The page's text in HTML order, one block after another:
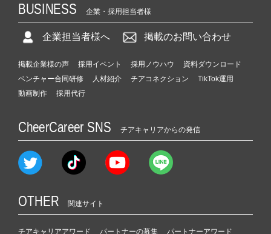
BUSINESS 企業・採用担当者様
企業担当者様へ 掲載のお問い合わせ
掲載企業様の声 採用イベント 採用ノウハウ
資料ダウンロード
ベンチャー合同研修
人材紹介 チアコネクション
TikTok運用
動画制作
採用代行
CheerCareer SNS チアキャリアからの発信
OTHER 関連サイト
チアキャリアアワード パートナーの募集 パートナーアワード